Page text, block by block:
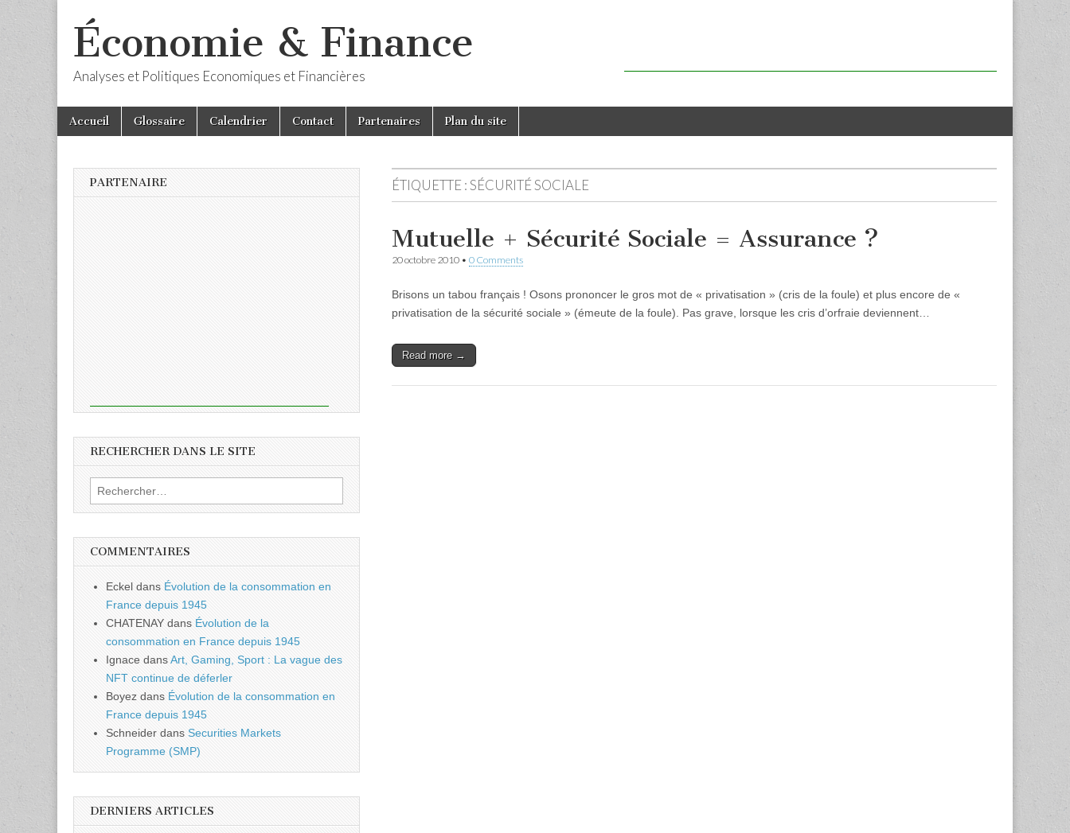
Économie & Finance
Analyses et Politiques Economiques et Financières
Main
menu
Skip
Accueil Glossaire Calendrier Contact Partenaires Plan du site
ÉTIQUETTE :SÉCURITÉ SOCIALE
Mutuelle + Sécurité Sociale = Assurance ?
20 octobre 2010 •0 Comments
Brisons un tabou français ! Osons prononcer le gros mot de « privatisation » (cris de la foule) et plus encore de «
privatisation de la sécurité sociale » (émeute de la foule). Pas grave, lorsque les cris d’orfraie deviennent…
Read more →
PARTENAIRE
RECHERCHER DANS LE SITE
Rechercher :
COMMENTAIRES
Eckel dans Évolution de la consommation en
France depuis 1945
CHATENAY dans Évolution de la
consommation en France depuis 1945
Ignace dansArt, Gaming, Sport : La vague des
NFT continue de déferler
Boyez dans Évolution de la consommation en
France depuis 1945
Schneider dans Securities Markets
Programme (SMP)
DERNIERS ARTICLES